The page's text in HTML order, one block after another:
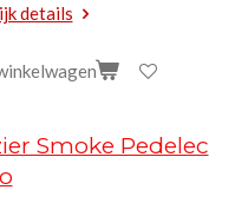
details
Smoke Pedelec